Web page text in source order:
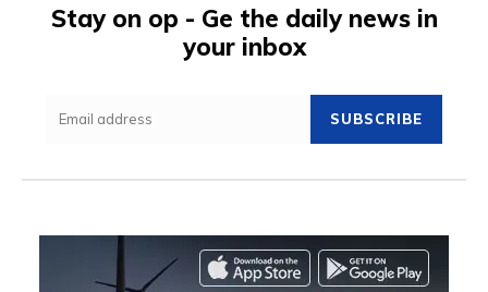
Stay on op - Ge the daily news in
your inbox
SUBSCRIBE